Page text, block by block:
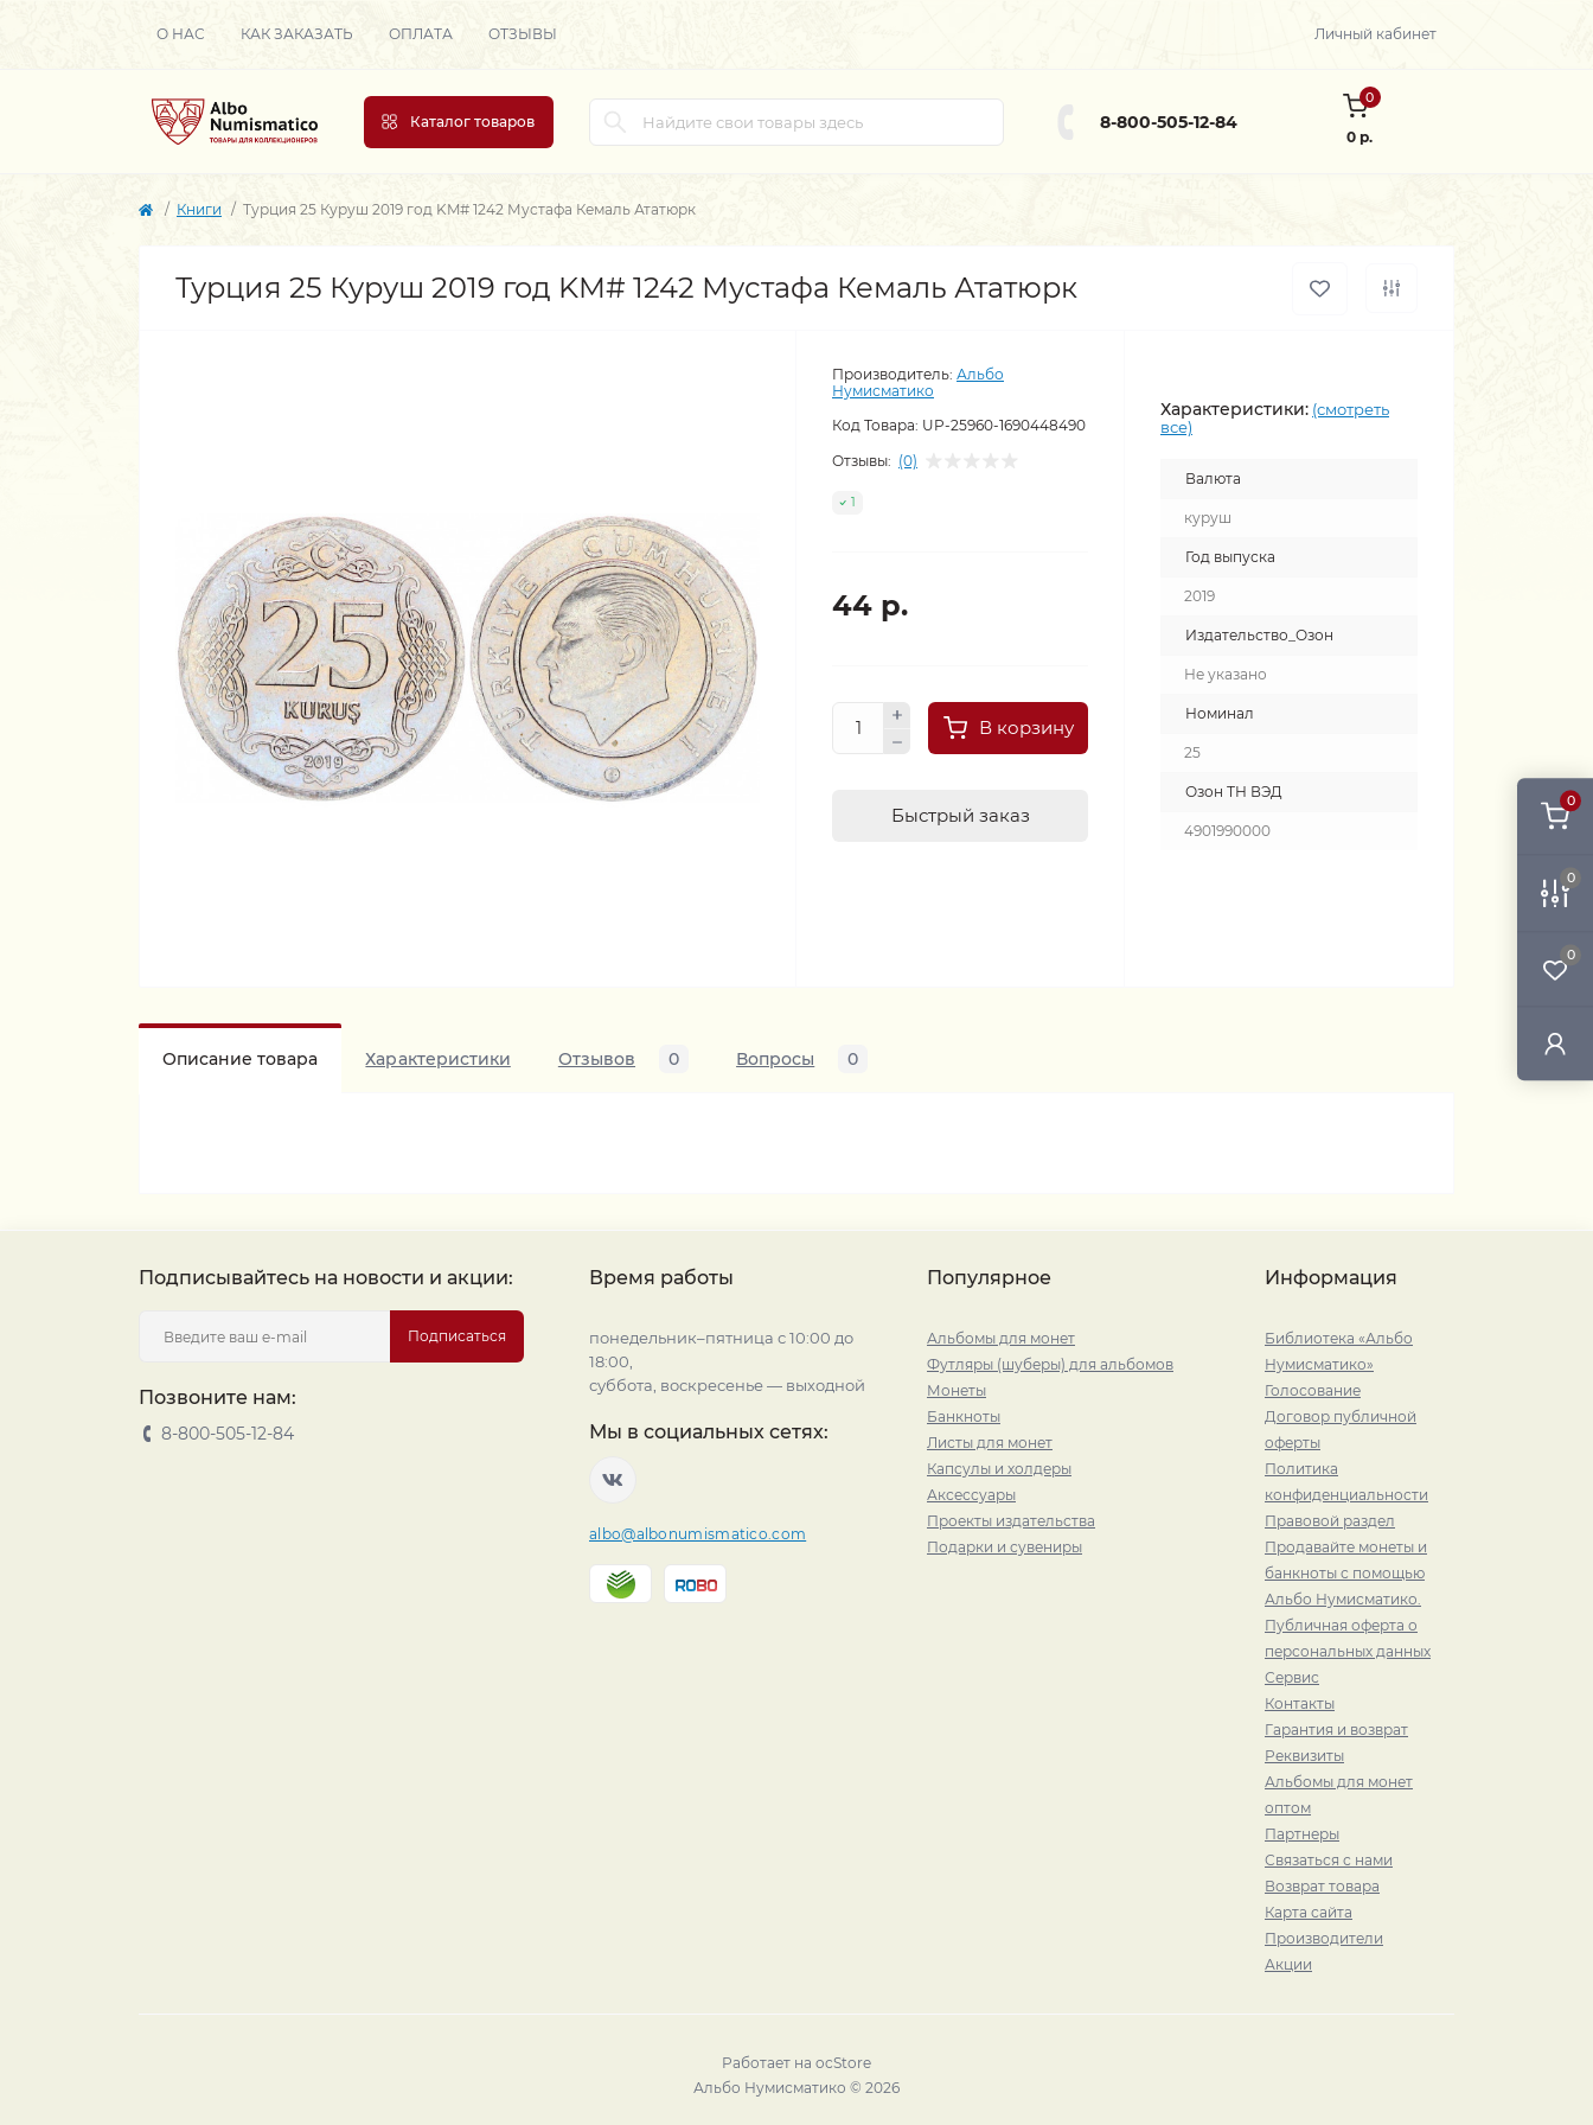
0
0
0
О НАС КАК ЗАКАЗАТЬ ОПЛАТА ОТЗЫВЫ Личный кабинет
Каталог товаров 8-800-505-12-84
0
0 р.
Книги Турция 25 Куруш 2019 год KM# 1242 Мустафа Кемаль Ататюрк
Турция 25 Куруш 2019 год KM# 1242 Мустафа Кемаль Ататюрк
Производитель: Альбо
Нумисматико
Код Товара: UP-25960-1690448490
Отзывы: (0)
1
44 р.
В корзину
Быстрый заказ
Характеристики: (смотреть
все)
Валюта
куруш
Год выпуска
2019
Издательство_Озон
Не указано
Номинал
25
Озон ТН ВЭД
4901990000
Описание товара Характеристики Отзывов 0 Вопросы 0
Подписывайтесь на новости и акции:
Подписаться
Позвоните нам:
8-800-505-12-84
Время работы
понедельник–пятница с 10:00 до
18:00,
суббота, воскресенье — выходной
Мы в социальных сетях:
albo@albonumismatico.com
Популярное
Альбомы для монет
Футляры (шуберы) для альбомов
Монеты
Банкноты
Листы для монет
Капсулы и холдеры
Аксессуары
Проекты издательства
Подарки и сувениры
Информация
Библиотека «Альбо
Нумисматико»
Голосование
Договор публичной
оферты
Политика
конфиденциальности
Правовой раздел
Продавайте монеты и
банкноты с помощью
Альбо Нумисматико.
Публичная оферта о
персональных данных
Сервис
Контакты
Гарантия и возврат
Реквизиты
Альбомы для монет
оптом
Партнеры
Связаться с нами
Возврат товара
Карта сайта
Производители
Акции
Работает на ocStore
Альбо Нумисматико © 2026